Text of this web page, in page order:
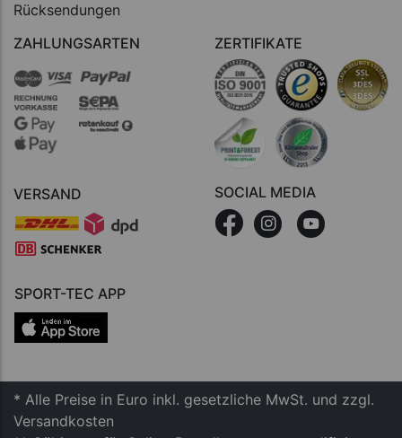
Rücksendungen
ZAHLUNGSARTEN
VERSAND
ZERTIFIKATE
SOCIAL MEDIA
SPORT-TEC APP
* Alle Preise in Euro inkl. gesetzliche MwSt. und zzgl.
Versandkosten